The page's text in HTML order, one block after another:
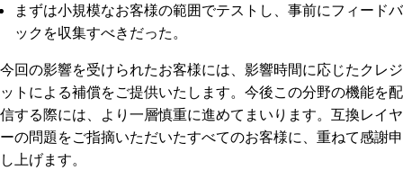
まずは小規模なお客様の範囲でテストし、事前にフィードバ
ックを収集すべきだった。
今回の影響を受けられたお客様には、影響時間に応じたクレジ
ットによる補償をご提供いたします。今後この分野の機能を配
信する際には、より一層慎重に進めてまいります。互換レイヤ
ーの問題をご指摘いただいたすべてのお客様に、重ねて感謝申
し上げます。